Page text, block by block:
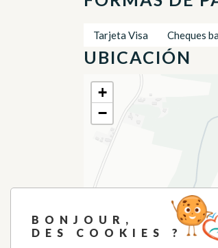
Tarjeta Visa Cheques
UBICACIÓN
+
−
BONJOUR,
DES COOKIES ?